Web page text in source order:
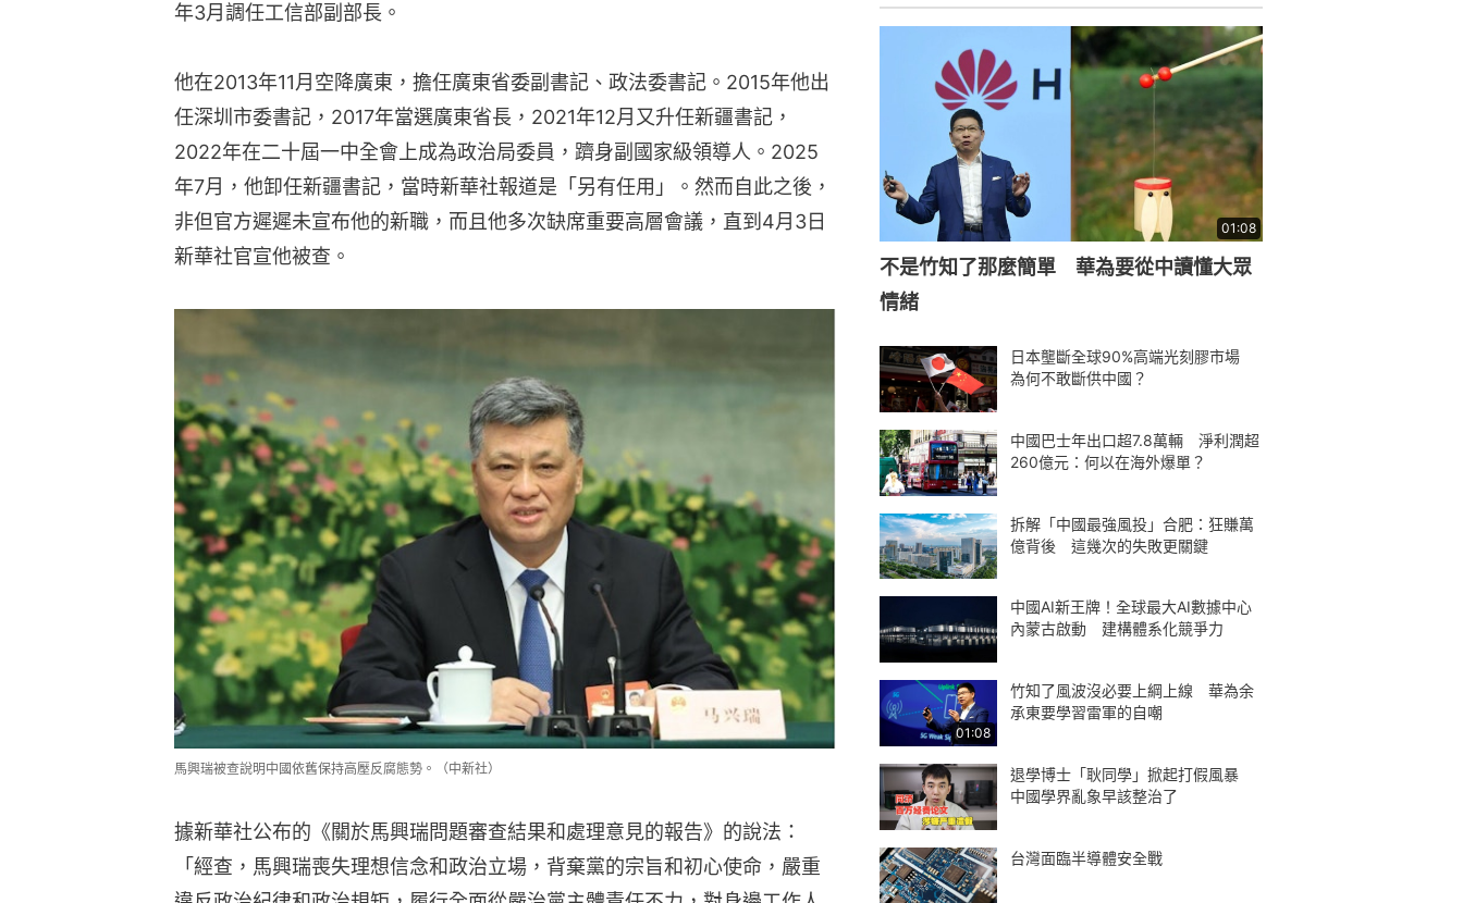
年3月調任工信部副部長。
他在2013年11月空降廣東，擔任廣東省委副書記、政法委書記。2015年他出
任深圳市委書記，2017年當選廣東省長，2021年12月又升任新疆書記，
2022年在二十屆一中全會上成為政治局委員，躋身副國家級領導人。2025
年7月，他卸任新疆書記，當時新華社報道是「另有任用」。然而自此之後，
非但官方遲遲未宣布他的新職，而且他多次缺席重要高層會議，直到4月3日
新華社官宣他被查。
馬興瑞被查說明中國依舊保持高壓反腐態勢。（中新社）
據新華社公布的《關於馬興瑞問題審查結果和處理意見的報告》的說法：
「經查，馬興瑞喪失理想信念和政治立場，背棄黨的宗旨和初心使命，嚴重
01:08
不是竹知了那麼簡單 華為要從中讀懂大眾
情緒
日本壟斷全球90%高端光刻膠市場
為何不敢斷供中國？
中國巴士年出口超7.8萬輛 淨利潤超
260億元：何以在海外爆單？
拆解「中國最強風投」合肥：狂賺萬
億背後 這幾次的失敗更關鍵
中國AI新王牌！全球最大AI數據中心
內蒙古啟動 建構體系化競爭力
01:08
竹知了風波沒必要上綱上線 華為余
承東要學習雷軍的自嘲
退學博士「耿同學」掀起打假風暴
中國學界亂象早該整治了
台灣面臨半導體安全戰